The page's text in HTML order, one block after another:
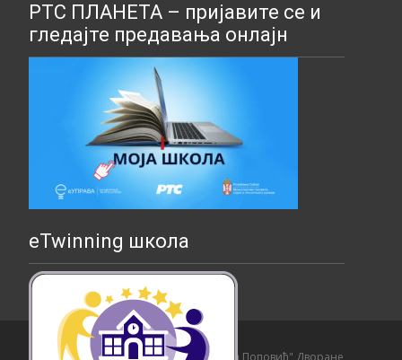
РТС ПЛАНЕТА – пријавите се и
гледајте предавања онлајн
eTwinning школа
Copyright © Основна школа "Страхиња Поповић" Дворане